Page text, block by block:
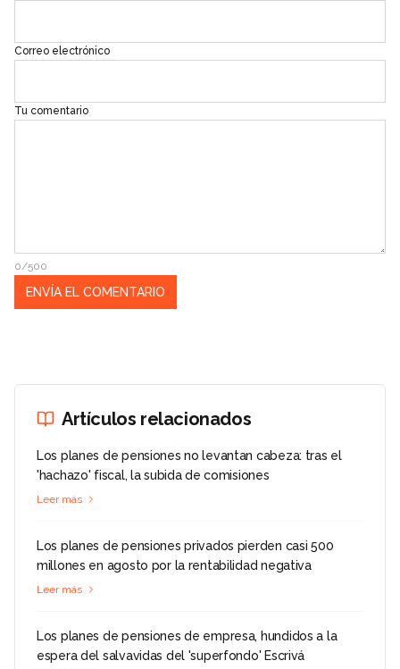
Correo electrónico
Tu comentario
0/500
Artículos relacionados
Los planes de pensiones no levantan cabeza: tras el
'hachazo' fiscal, la subida de comisiones
Leer más
Los planes de pensiones privados pierden casi 500
millones en agosto por la rentabilidad negativa
Leer más
Los planes de pensiones de empresa, hundidos a la
espera del salvavidas del 'superfondo' Escrivá